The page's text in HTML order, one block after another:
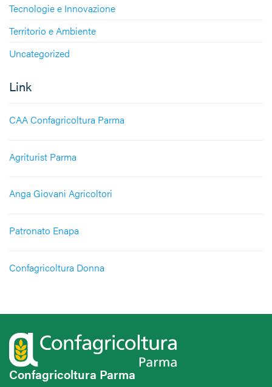
Tecnologie e Innovazione
Territorio e Ambiente
Uncategorized
Link
CAA Confagricoltura Parma
Agriturist Parma
Anga Giovani Agricoltori
Patronato Enapa
Confagricoltura Donna
Confagricoltura Parma